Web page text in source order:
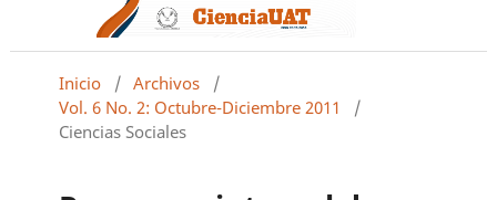
Inicio / Archivos
/
Vol. 6 No. 2: Octubre-Diciembre 2011
/
Ciencias Sociales